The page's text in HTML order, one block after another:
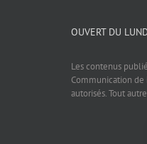
OUVERT DU
Les contenus
Communication de
autorisés. Tout